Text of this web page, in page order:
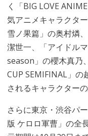
く「BIG LOVE
気アニメキャラクタ
雪ノ果篇」の奥村燐
潔世一、「アイドル
season」の櫻木真乃
CUP SEMIFINAL」
されるキャラクター
さらに東京・渋谷パ
版 ケロロ軍曹」の全